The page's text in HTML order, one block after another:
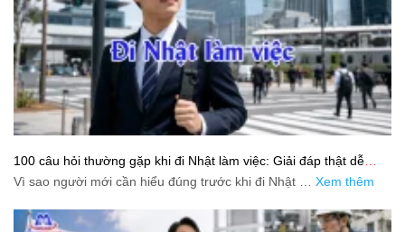
100 câu hỏi thường gặp khi đi Nhật làm việc: Giải đáp thật dễ
hiểu cho người mới bắt đầu
Vì sao người mới cần hiểu đúng trước khi đi Nhật … Xem thêm